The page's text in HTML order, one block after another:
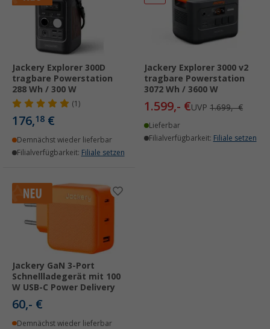
Jackery Explorer 300D
tragbare Powerstation
288 Wh / 300 W
(1)
176,18 €
Demnächst wieder lieferbar
Filialverfügbarkeit: Filiale setzen
Jackery Explorer 3000 v2
tragbare Powerstation
3072 Wh / 3600 W
1.599,- €UVP 1.699,- €
Lieferbar
Filialverfügbarkeit: Filiale setzen
Jackery GaN 3-Port
Schnellladegerät mit 100
W USB-C Power Delivery
60,- €
Demnächst wieder lieferbar